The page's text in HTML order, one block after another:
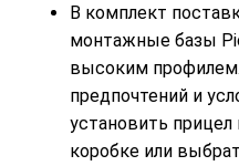
В комплект
монтажные базы
высоким
предпочтений и
установить
коробке или